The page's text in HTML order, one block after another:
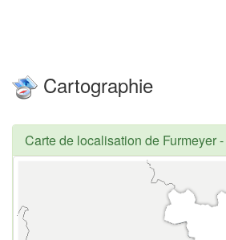
Cartographie
Carte de localisation de Furmeyer-